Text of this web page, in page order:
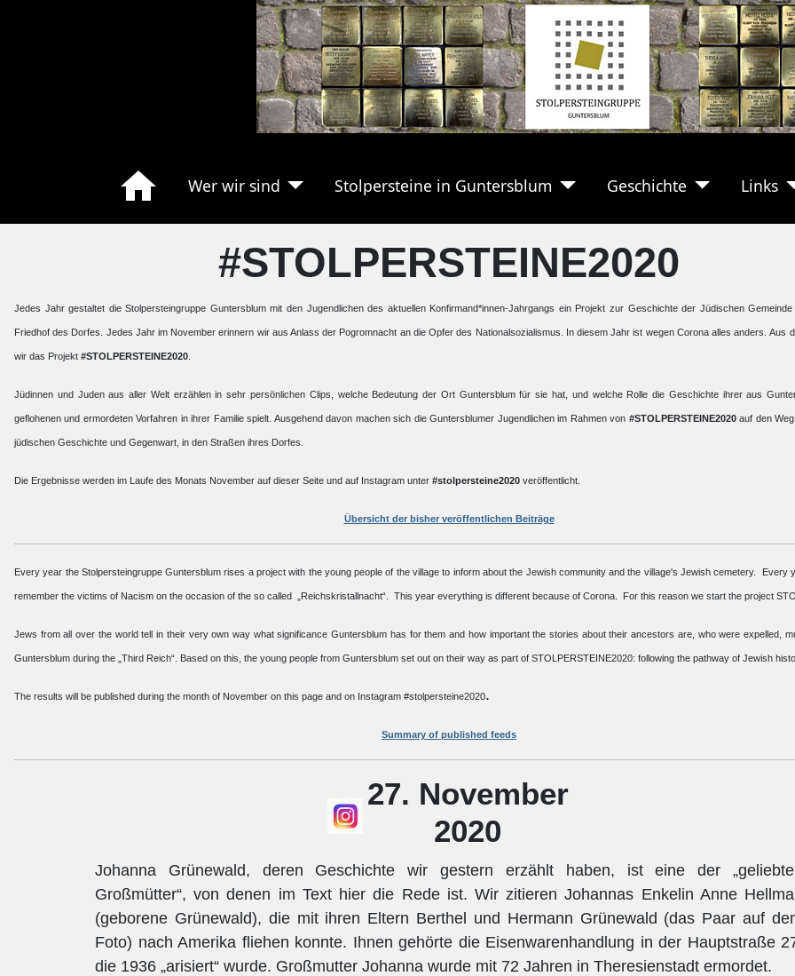
Wer wir sind Stolpersteine in Guntersblum Geschichte Links
#STOLPERSTEINE2020
Jedes Jahr gestaltet die Stolpersteingruppe Guntersblum mit den Jugendlichen des aktuellen Konfirmand*innen-Jahrgangs ein Projekt zur Geschichte der Jüdischen
Friedhof des Dorfes. Jedes Jahr im November erinnern wir aus Anlass der Pogromnacht an die Opfer des Nationalsozialismus. In diesem Jahr ist wegen Corona alles anders. Aus
wir das Projekt #STOLPERSTEINE2020
Jüdinnen und Juden aus aller Welt erzählen in sehr persönlichen Clips, welche Bedeutung der Ort Guntersblum für sie hat, und welche Rolle die Geschichte ihrer aus
geflohenen und ermordeten Vorfahren in ihrer Familie spielt. Ausgehend davon machen sich die Guntersblumer Jugendlichen im Rahmen von #STOLPERSTEINE2020auf den
jüdischen Geschichte und Gegenwart, in den Straßen ihres Dorfes.
Die Ergebnisse werden im Laufe des Monats November auf dieser Seite und auf Instagram unter #stolpersteine2020 veröffentlicht.
Übersicht der bisher veröffentlichen Beiträge
Every year the Stolpersteingruppe Guntersblum rises a project with the young people of the village to inform about the Jewish community and the village's Jewish cemetery. Every
remember the victims of Nacism on the occasion of the so called „Reichskristallnacht“. This year everything is different because of Corona. For this reason we start the project
Jews from all over the world tell in their very own way what significance Guntersblum has for them and how important the stories about their ancestors are, who were expelled,
Guntersblum during the „Third Reich“. Based on this, the young people from Guntersblum set out on their way as part of STOLPERSTEINE2020: following the pathway of Jewish
The results will be published during the month of November on this page and on Instagram #stolpersteine2020.
Summary of published feeds
27. November
2020
Johanna Grünewald, deren Geschichte wir gestern erzählt haben, ist eine der
Großmütter“, von denen im Text hier die Rede ist. Wir zitieren Johannas Enkelin Anne
(geborene Grünewald), die mit ihren Eltern Berthel und Hermann Grünewald (das Paar auf
Foto) nach Amerika fliehen konnte. Ihnen gehörte die Eisenwarenhandlung in der Hauptstraße
die 1936 „arisiert“ wurde. Großmutter Johanna wurde mit 72 Jahren in Theresienstadt ermordet.